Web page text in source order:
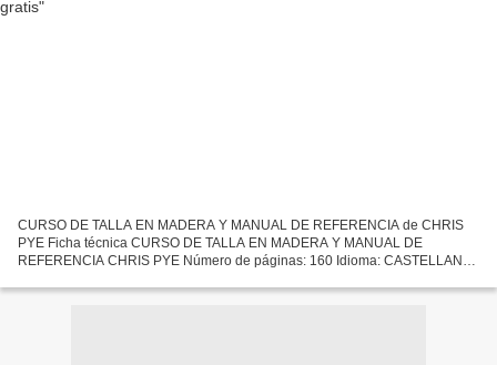
CURSO DE TALLA EN MADERA Y MANUAL DE REFERENCIA de CHRIS
PYE Ficha técnica CURSO DE TALLA EN MADERA Y MANUAL DE
REFERENCIA CHRIS PYE Número de páginas: 160 Idioma: CASTELLANO
Año de...